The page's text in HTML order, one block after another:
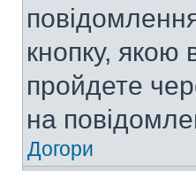
кнопку,
пройдете
на
Догори